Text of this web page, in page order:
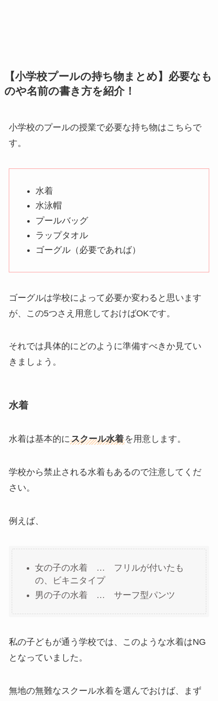
【小学校プールの持ち物まとめ】必要なも
のや名前の書き方を紹介！
小学校のプールの授業で必要な持ち物はこちらで
す。
水着
水泳帽
プールバッグ
ラップタオル
ゴーグル（必要であれば）
ゴーグルは学校によって必要か変わると思います
が、この5つさえ用意しておけばOKです。
それでは具体的にどのように準備すべきか見てい
きましょう。
水着
水着は基本的にスクール水着を用意します。
学校から禁止される水着もあるので注意してくだ
さい。
例えば、
女の子の水着 … フリルが付いたも
の、ビキニタイプ
男の子の水着 … サーフ型パンツ
私の子どもが通う学校では、このような水着はNG
となっていました。
無地の無難なスクール水着を選んでおけば、まず